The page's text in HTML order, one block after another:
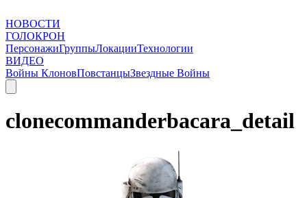
НОВОСТИ
ГОЛОКРОН
ПерсонажиГруппыЛокацииТехнологии
ВИДЕО
Войны КлоновПовстанцыЗвездные Войны
clonecommanderbacara_detail